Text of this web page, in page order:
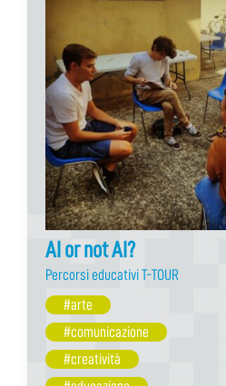
AI or not AI?
Percorsi educativi T-TOUR
#arte
#comunicazione
#creatività